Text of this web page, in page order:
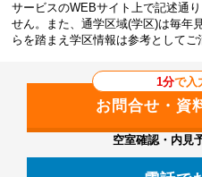
サービスのWEBサイト上で記述通
せん。また、通学区域(学区)は毎年
らを踏まえ学区情報は参考としてご
1分で入
空室確認・内見